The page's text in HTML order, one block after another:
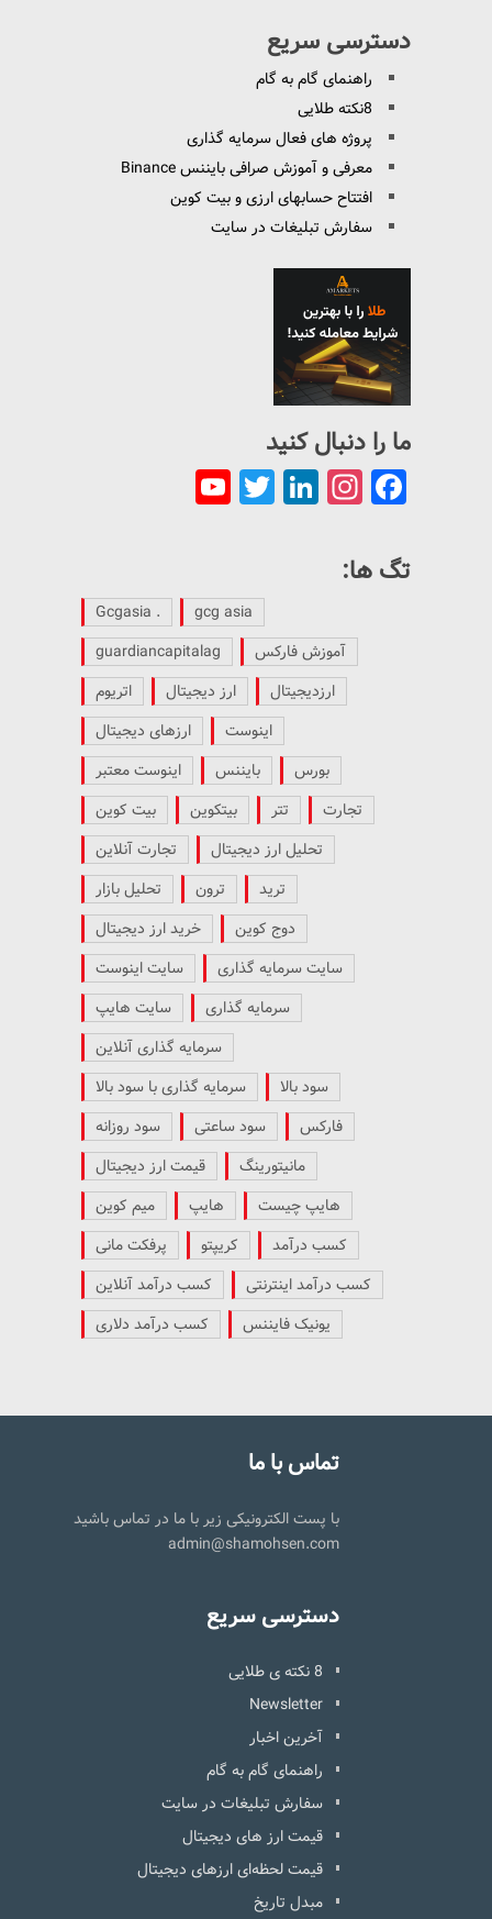
دسترسی سریع
راهنمای گام به گام
8نکته طلایی
پروژه های فعال سرمایه گذاری
معرفی و آموزش صرافی بایننس Binance
افتتاح حسابهای ارزی و بیت کوین
سفارش تبلیغات در سایت
ما را دنبال کنید
Facebook
Instagram
LinkedIn
Twitter
YouTube
Channel
تگ ها:
. Gcgasia
gcg asia
guardiancapitalag
آموزش فارکس
اتریوم
ارز دیجیتال
ارزدیجیتال
ارزهای دیجیتال
اینوست
اینوست معتبر
بایننس
بورس
بیت کوین
بیتکوین تتر
تجارت
تجارت آنلاین
تحلیل ارز دیجیتال
تحلیل بازار
ترون
ترید
خرید ارز دیجیتال
دوج کوین
سایت اینوست
سایت سرمایه گذاری
سایت هایپ
سرمایه گذاری
سرمایه گذاری آنلاین
سرمایه گذاری با سود بالا
سود بالا
سود روزانه
سود ساعتی
فارکس
قیمت ارز دیجیتال
مانیتورینگ
میم کوین
هایپ
هایپ چیست
پرفکت مانی
کریپتو
کسب درآمد
کسب درآمد آنلاین
کسب درآمد اینترنتی
کسب درآمد دلاری
یونیک فایننس
تماس با ما
با پست الکترونیکی زیر با ما در تماس باشید
admin@shamohsen.com
دسترسی سریع
8 نکته ی طلایی
Newsletter
آخرین اخبار
راهنمای گام به گام
سفارش تبلیغات در سایت
قیمت ارز های دیجیتال
قیمت لحظه‌ای ارزهای دیجیتال
مبدل تاریخ